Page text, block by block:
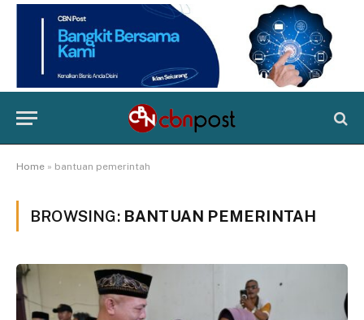
Home » bantuan pemerintah
BROWSING: BANTUAN PEMERINTAH